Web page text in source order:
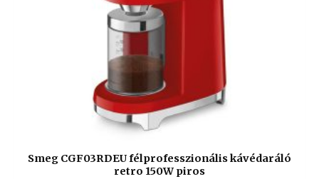
Smeg CGF03RDEU félprofesszionális kávédaráló
retro 150W piros